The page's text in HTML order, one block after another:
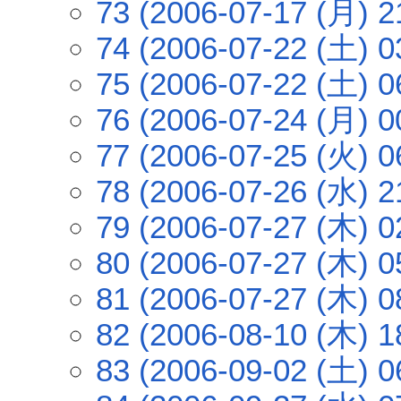
73 (2006-07-17 (月)
74 (2006-07-22 (土)
75 (2006-07-22 (土)
76 (2006-07-24 (月)
77 (2006-07-25 (火)
78 (2006-07-26 (水)
79 (2006-07-27 (木)
80 (2006-07-27 (木)
81 (2006-07-27 (木)
82 (2006-08-10 (木)
83 (2006-09-02 (土)